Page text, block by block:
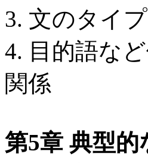
3. 文のタイ
4. 目的語な
関係
第5章 典型